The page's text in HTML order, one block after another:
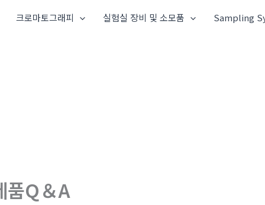
크로마토그래피 실험실 장비 및 소모품 Sampling
품Q＆A